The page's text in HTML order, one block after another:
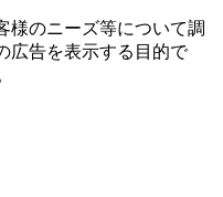
様のニーズ等について調
広告を表⽰する⽬的で